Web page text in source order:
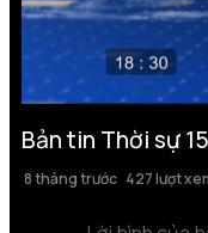
Bản tin Thời sự
8 tháng trước 427 lượt